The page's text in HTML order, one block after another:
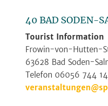
40 BAD SODEN-
Tourist Information
Frowin-von-Hutten-
63628 Bad Soden-
Telefon 06056 744